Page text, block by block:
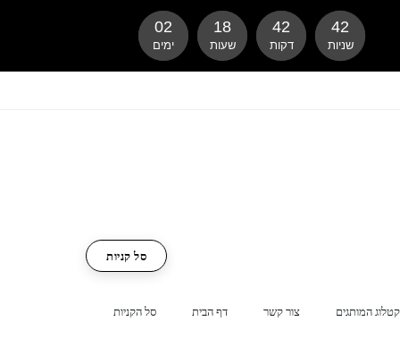
סל הקניות דף הבית צור קשר המותגים
סל קניות
02
ימים
18
שעות
42
דקות
42
שניות